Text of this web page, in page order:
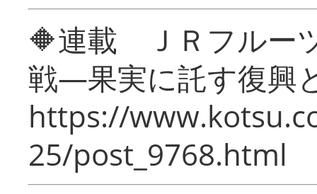
🔶連載 ＪＲフルー
戦―果実に託す復興
https://
25/post_9768.html